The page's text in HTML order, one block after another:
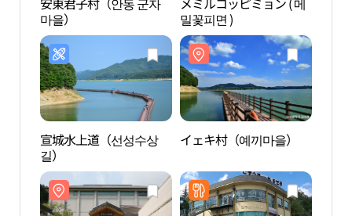
마을）
밀꽃피면 )
宣城水上道（선성수상
길）
イェキ村（예끼마을）